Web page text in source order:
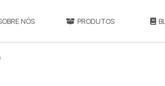
NÓS PRODUTOS